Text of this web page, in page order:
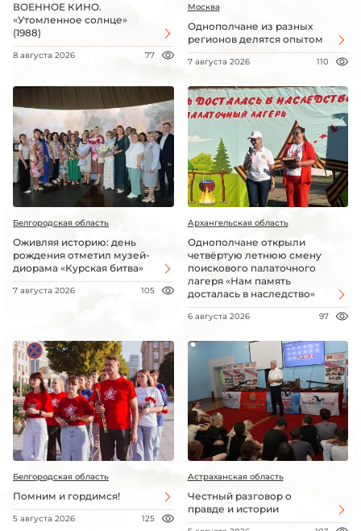
ВОЕННОЕ КИНО.
«Утомленное солнце»
(1988)
8 августа 2026 77
Москва
Однополчане из разных
регионов делятся опытом
7 августа 2026 110
Белгородская область
Оживляя историю: день
рождения отметил музей-
диорама «Курская битва»
7 августа 2026 105
Архангельская область
Однополчане открыли
четвёртую летнюю смену
поискового палаточного
лагеря «Нам память
досталась в наследство»
6 августа 2026 97
Белгородская область
Помним и гордимся!
5 августа 2026 125
Астраханская область
Честный разговор о
правде и истории